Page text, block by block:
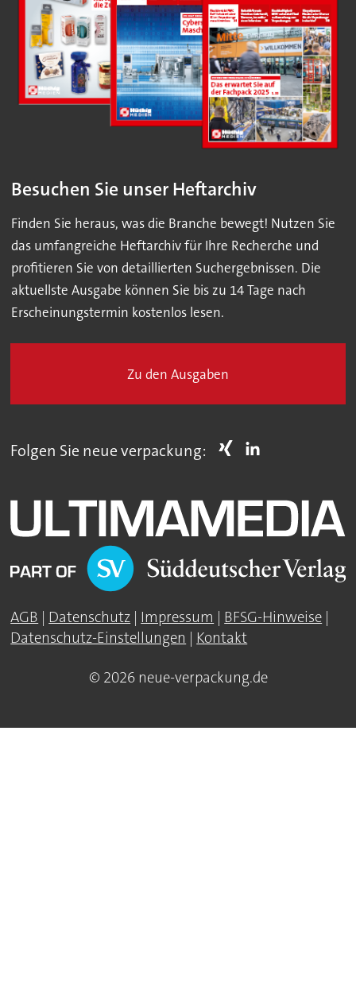
Besuchen Sie unser Heftarchiv
Finden Sie heraus, was die Branche bewegt! Nutzen Sie
das umfangreiche Heftarchiv für Ihre Recherche und
profitieren Sie von detaillierten Suchergebnissen. Die
aktuellste Ausgabe können Sie bis zu 14 Tage nach
Erscheinungstermin kostenlos lesen.
Zu den Ausgaben
Folgen Sie neue verpackung:
AGB | Datenschutz | Impressum | BFSG-Hinweise |
Datenschutz-Einstellungen | Kontakt
© 2026 neue-verpackung.de